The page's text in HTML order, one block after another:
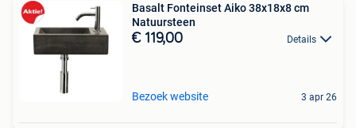
Basalt Fonteinset Aiko 38x18x8 cm
Natuursteen
€ 119,00 Details
Bezoek website 3 apr 26